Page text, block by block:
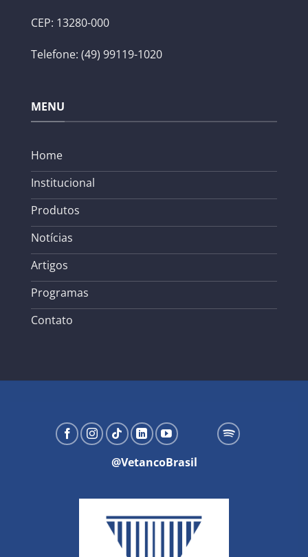
CEP: 13280-000
Telefone: (49) 99119-1020
MENU
Home
Institucional
Produtos
Notícias
Artigos
Programas
Contato
@VetancoBrasil